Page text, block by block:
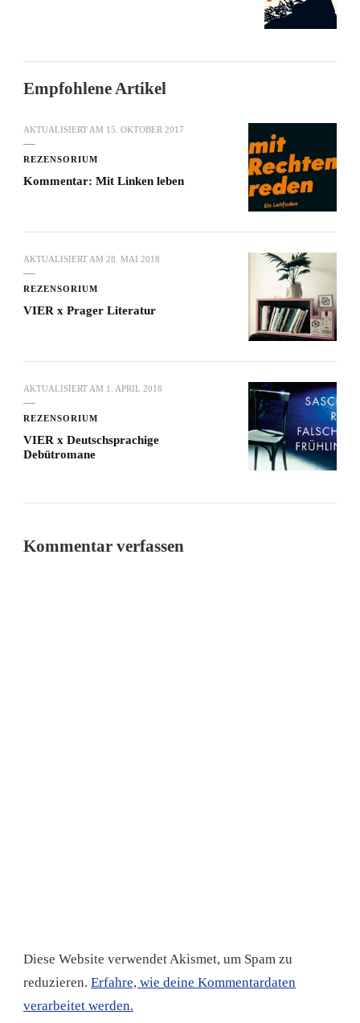
Empfohlene Artikel
AKTUALISIERT AM 15. OKTOBER 2017
REZENSORIUM
Kommentar: Mit Linken leben
AKTUALISIERT AM 28. MAI 2018
REZENSORIUM
VIER x Prager Literatur
AKTUALISIERT AM 1. APRIL 2018
REZENSORIUM
VIER x Deutschsprachige
Debütromane
Kommentar verfassen
Diese Website verwendet Akismet, um Spam zu
reduzieren. Erfahre, wie deine Kommentardaten
verarbeitet werden.